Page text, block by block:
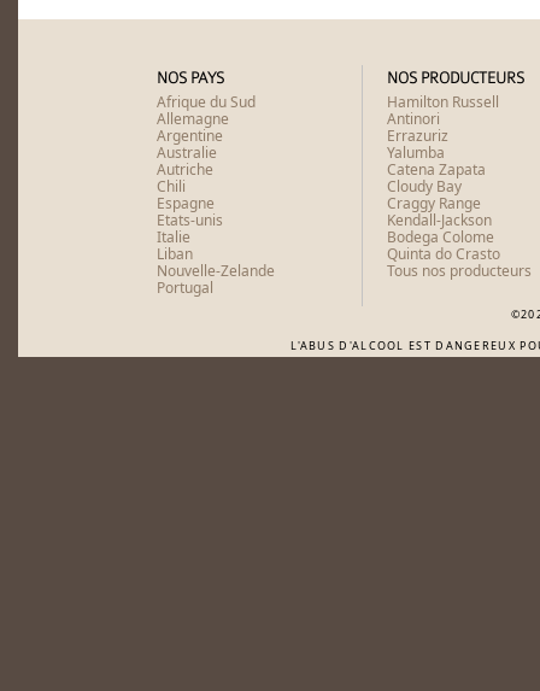
NOS PAYS
Afrique du Sud
Allemagne
Argentine
Australie
Autriche
Chili
Espagne
Etats-unis
Italie
Liban
Nouvelle-Zelande
Portugal
NOS PRODUCTEURS
Hamilton Russell
Antinori
Errazuriz
Yalumba
Catena Zapata
Cloudy Bay
Craggy Range
Kendall-Jackson
Bodega Colome
Quinta do Crasto
Tous nos producteurs
L'ABUS D'ALCOOL EST DANGEREUX